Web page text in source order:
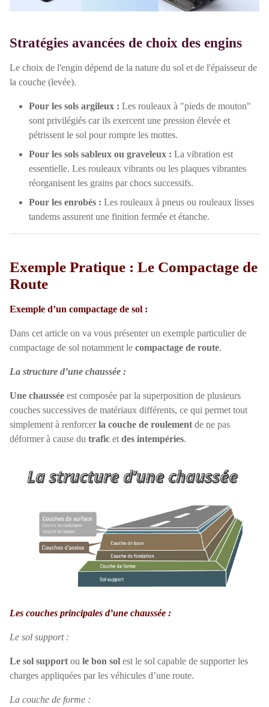
Stratégies avancées de choix des engins
Le choix de l'engin dépend de la nature du sol et de l'épaisseur de
la couche (levée).
Pour les sols argileux : Les rouleaux à "pieds de mouton"
sont privilégiés car ils exercent une pression élevée et
pétrissent le sol pour rompre les mottes.
Pour les sols sableux ou graveleux : La vibration est
essentielle. Les rouleaux vibrants ou les plaques vibrantes
réorganisent les grains par chocs successifs.
Pour les enrobés : Les rouleaux à pneus ou rouleaux lisses
tandems assurent une finition fermée et étanche.
Exemple Pratique : Le Compactage de
Route
Exemple d’un compactage de sol :
Dans cet article on va vous présenter un exemple particulier de
compactage de sol notamment le compactage de route.
La structure d’une chaussée :
Une chaussée est composée par la superposition de plusieurs
couches successives de matériaux différents, ce qui permet tout
simplement à renforcerla couche de roulementde ne pas
déformer à cause du trafic etdes intempéries.
Les couches principales d’une chaussée :
Le sol support :
Le sol supportou le bon sol est le sol capable de supporter les
charges appliquées par les véhicules d’une route.
La couche de forme :